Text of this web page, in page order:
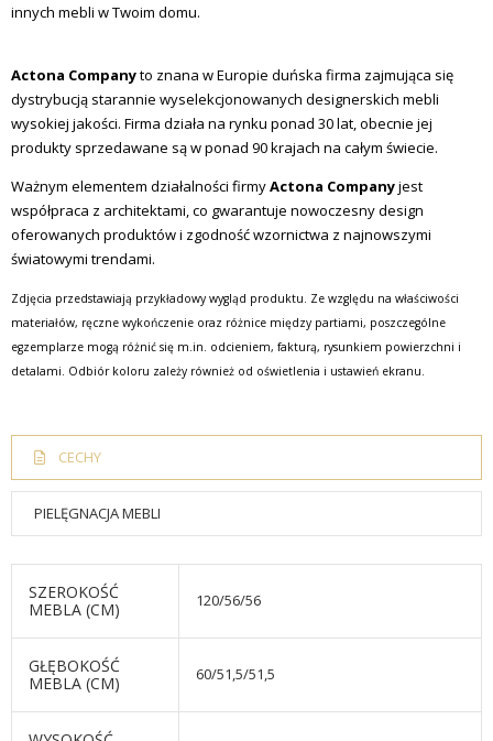
innych mebli w Twoim domu.
Actona Companyto znana w Europie duńska firma zajmująca się
dystrybucją starannie wyselekcjonowanych designerskich mebli
wysokiej jakości. Firma działa na rynku ponad 30 lat, obecnie jej
produkty sprzedawane są w ponad 90 krajach na całym świecie.
Ważnym elementem działalności firmyActona Companyjest
współpraca z architektami, co gwarantuje nowoczesny design
oferowanych produktów i zgodność wzornictwa z najnowszymi
światowymi trendami.
Zdjęcia przedstawiają przykładowy wygląd produktu. Ze względu na właściwości
materiałów, ręczne wykończenie oraz różnice między partiami, poszczególne
egzemplarze mogą różnić się m.in. odcieniem, fakturą, rysunkiem powierzchni i
detalami. Odbiór koloru zależy również od oświetlenia i ustawień ekranu.
CECHY
PIELĘGNACJA MEBLI
SZEROKOŚĆ
MEBLA (CM)
120/56/56
GŁĘBOKOŚĆ
MEBLA (CM)
60/51,5/51,5